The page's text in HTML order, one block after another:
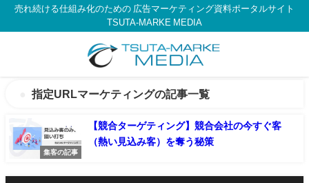
売れ続ける仕組み化のための 広告マーケティング資料ポータルサイト
TSUTA-MARKE MEDIA
指定URLマーケティングの記事一覧
集客の記事
【競合ターゲティング】競合会社の今すぐ客
（熱い見込み客）を奪う秘策